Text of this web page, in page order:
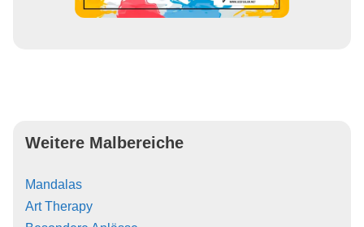
Weitere Malbereiche
Mandalas
Art Therapy